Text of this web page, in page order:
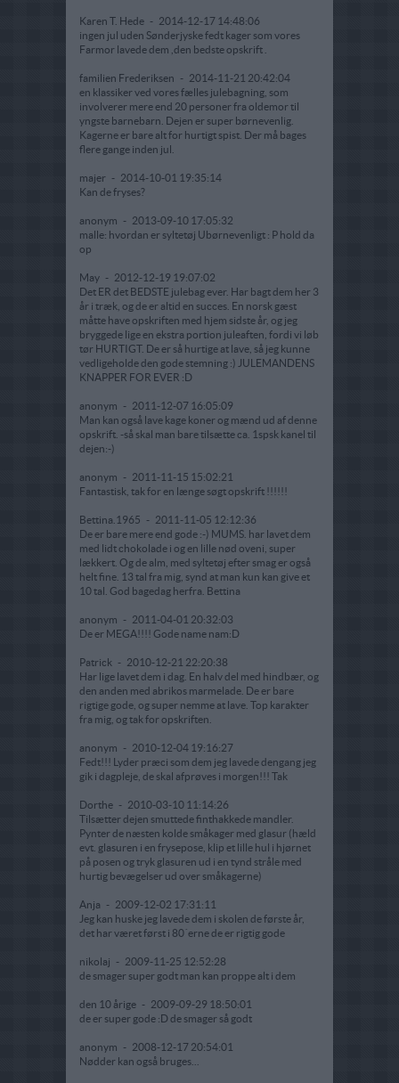
Karen T. Hede - 2014-12-17 14:48:06
ingen jul uden Sønderjyske fedt kager som vores
Farmor lavede dem ,den bedste opskrift .
familien Frederiksen - 2014-11-21 20:42:04
en klassiker ved vores fælles julebagning, som
involverer mere end 20 personer fra oldemor til
yngste barnebarn. Dejen er super børnevenlig.
Kagerne er bare alt for hurtigt spist. Der må bages
flere gange inden jul.
majer - 2014-10-01 19:35:14
Kan de fryses?
anonym - 2013-09-10 17:05:32
malle: hvordan er syltetøj Ubørnevenligt : P hold da
op
May - 2012-12-19 19:07:02
Det ER det BEDSTE julebag ever. Har bagt dem her 3
år i træk, og de er altid en succes. En norsk gæst
måtte have opskriften med hjem sidste år, og jeg
bryggede lige en ekstra portion juleaften, fordi vi løb
tør HURTIGT. De er så hurtige at lave, så jeg kunne
vedligeholde den gode stemning :) JULEMANDENS
KNAPPER FOR EVER :D
anonym - 2011-12-07 16:05:09
Man kan også lave kage koner og mænd ud af denne
opskrift. -så skal man bare tilsætte ca. 1spsk kanel til
dejen:-)
anonym - 2011-11-15 15:02:21
Fantastisk, tak for en længe søgt opskrift !!!!!!
Bettina.1965 - 2011-11-05 12:12:36
De er bare mere end gode :-) MUMS. har lavet dem
med lidt chokolade i og en lille nød oveni, super
lækkert. Og de alm, med syltetøj efter smag er også
helt fine. 13 tal fra mig, synd at man kun kan give et
10 tal. God bagedag herfra. Bettina
anonym - 2011-04-01 20:32:03
De er MEGA!!!! Gode name nam:D
Patrick - 2010-12-21 22:20:38
Har lige lavet dem i dag. En halv del med hindbær, og
den anden med abrikos marmelade. De er bare
rigtige gode, og super nemme at lave. Top karakter
fra mig, og tak for opskriften.
anonym - 2010-12-04 19:16:27
Fedt!!! Lyder præci som dem jeg lavede dengang jeg
gik i dagpleje, de skal afprøves i morgen!!! Tak
Dorthe - 2010-03-10 11:14:26
Tilsætter dejen smuttede finthakkede mandler.
Pynter de næsten kolde småkager med glasur (hæld
evt. glasuren i en frysepose, klip et lille hul i hjørnet
på posen og tryk glasuren ud i en tynd stråle med
hurtig bevægelser ud over småkagerne)
Anja - 2009-12-02 17:31:11
Jeg kan huske jeg lavede dem i skolen de første år,
det har været først i 80´erne de er rigtig gode
nikolaj - 2009-11-25 12:52:28
de smager super godt man kan proppe alt i dem
den 10 årige - 2009-09-29 18:50:01
de er super gode :D de smager så godt
anonym - 2008-12-17 20:54:01
Nødder kan også bruges...